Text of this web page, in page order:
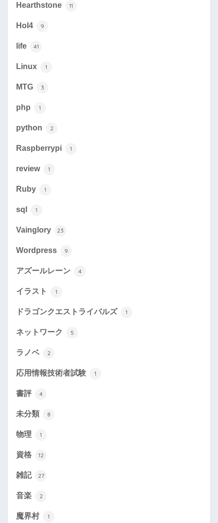
Hearthstone 11
HoI4 9
life 41
Linux 1
MTG 3
php 1
python 2
Raspberrypi 1
review 1
Ruby 1
sql 1
Vainglory 23
Wordpress 9
アズールレーン 4
イラスト 1
ドラゴンクエストライバルズ 1
ネットワーク 5
ラノベ 2
応用情報技術者試験 1
書評 4
未分類 8
物理 1
資格 12
雑記 27
音楽 2
魔界村 1